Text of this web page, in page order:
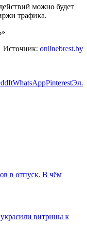
можно будет
трафика.
Источник: onlinebrest.by
WhatsAppPinterestЭл.
в отпуск. В чём
украсили витрины к